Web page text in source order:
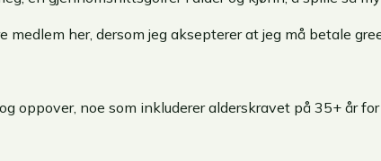
medlem her, dersom jeg aksepterer at jeg må betale
oppover, noe som inkluderer alderskravet på 35+ år